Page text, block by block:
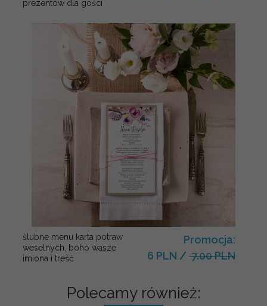
prezentów dla gości
ślubne menu karta potraw
weselnych, boho wasze
imiona i treść
Promocja:
6 PLN / 7.00 PLN
Polecamy również: